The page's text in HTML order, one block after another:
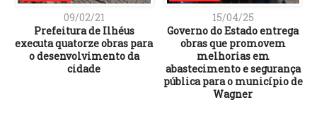
09/02/21
Prefeitura de Ilhéus
executa quatorze obras para
o desenvolvimento da
cidade
15/04/25
Governo do Estado entrega
obras que promovem
melhorias em
abastecimento e segurança
pública para o município de
Wagner